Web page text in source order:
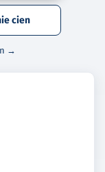
cien
→